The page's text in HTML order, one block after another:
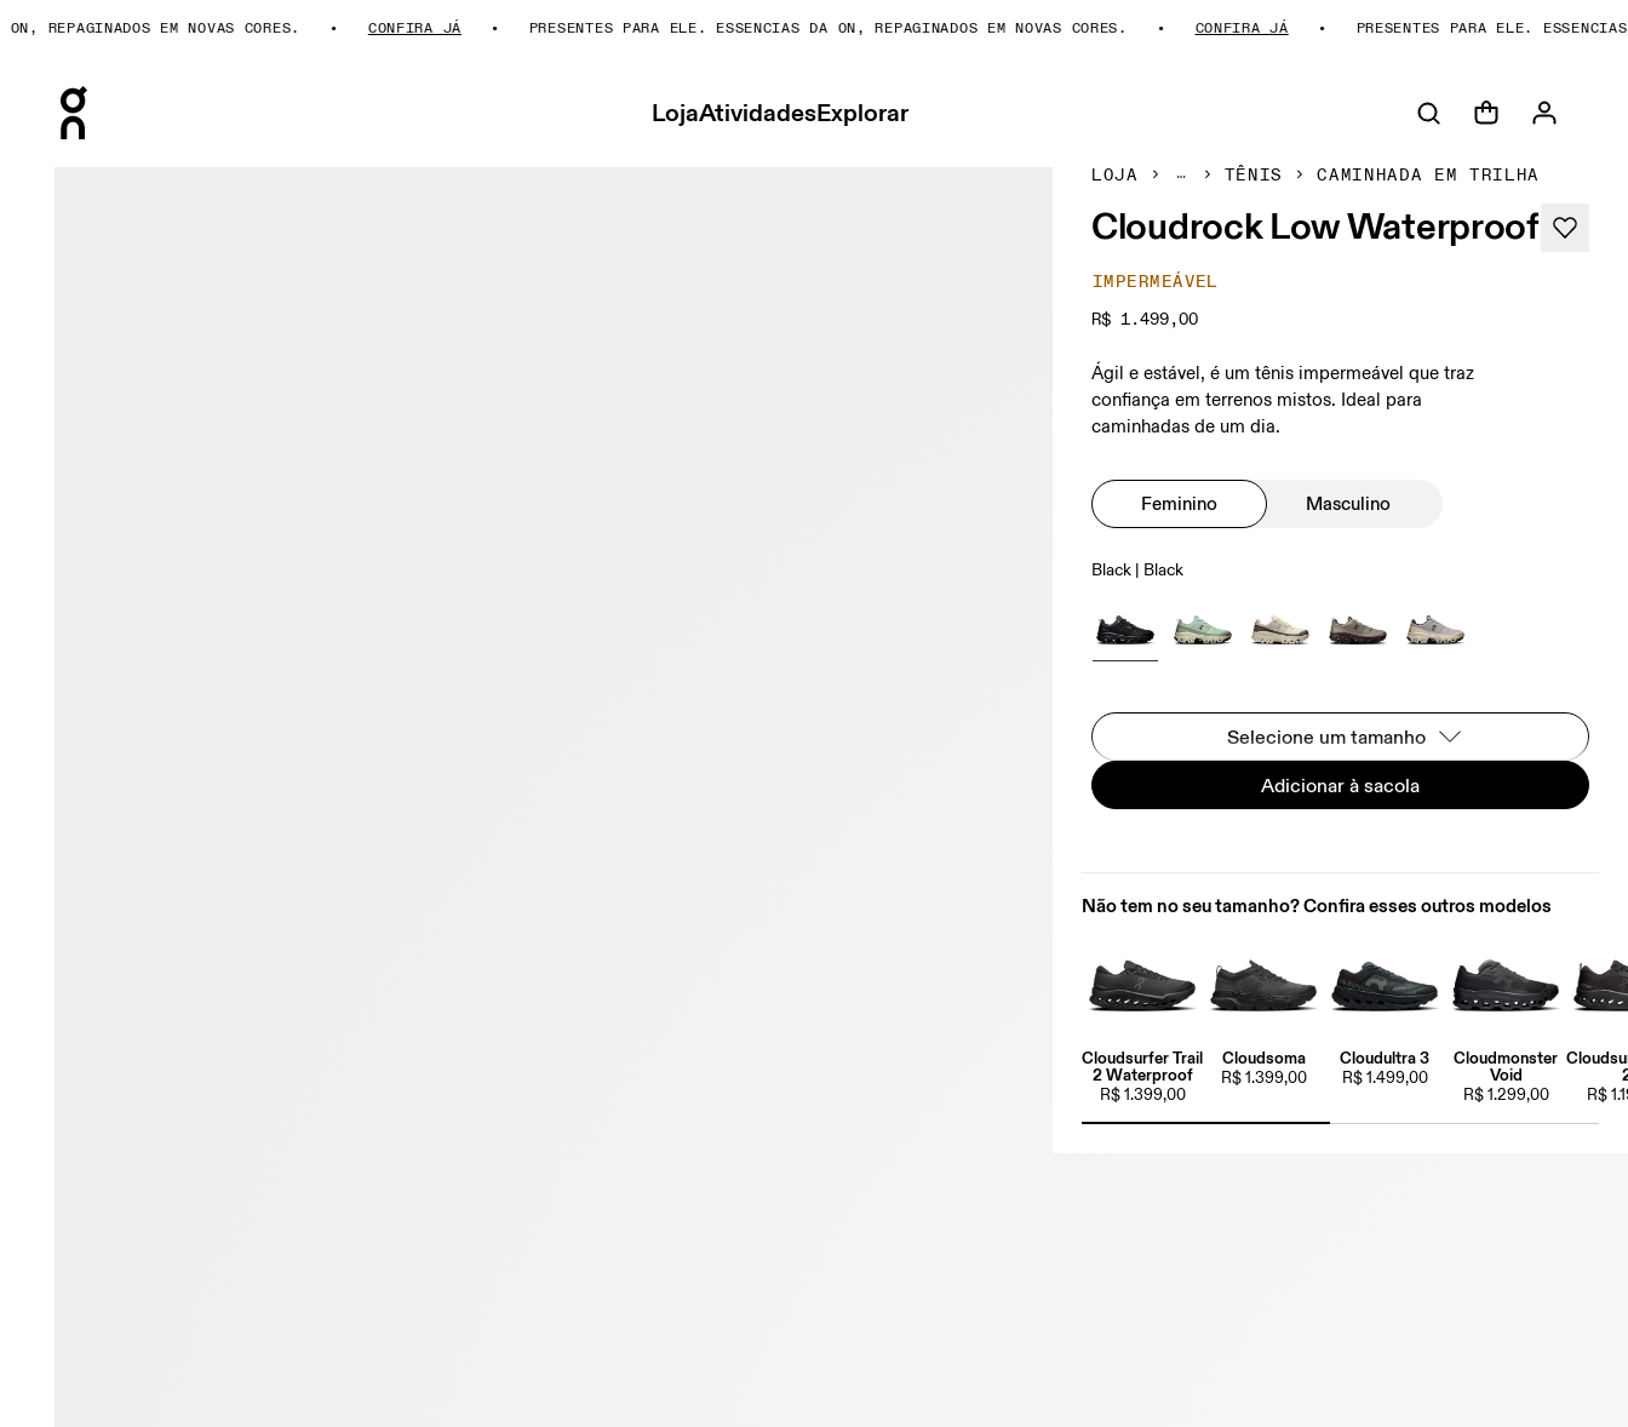
EM NOVAS CORES. CONFIRA JÁ PRESENTES PARA ELE. ESSENCIAS DA ON, REPAGINADOS EM NOVAS CORES. CONFIRA JÁ PRESENTES PARA ELE. ESSENCIAS
LojaAtividadesExplorar
LOJA TÊNIS CAMINHADA EM TRILHA
Cloudrock Low Waterproof
IMPERMEÁVEL
R$ 1.499,00
Ágil e estável, é um tênis impermeável que traz
confiança em terrenos mistos. Ideal para
caminhadas de um dia.
Feminino Masculino
Black | Black
Selecione um tamanho
Adicionar à sacola
Não tem no seu tamanho? Confira esses outros modelos
Cloudsurfer Trail
2 Waterproof
R$ 1.399,00
Cloudsoma
R$ 1.399,00
Cloudultra 3
R$ 1.499,00
Cloudmonster
Void
R$ 1.299,00 R$